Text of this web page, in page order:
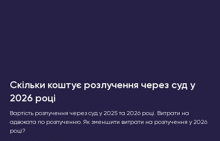
Скільки коштує розлучення через суд у
2026 році
Вартість розлучення через суд у 2025 та 2026 році. Витрати на
адвоката по розлученню. Як зменшити витрати на розлучення у 2026
році?